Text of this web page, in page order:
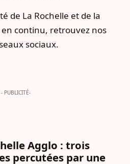
de La Rochelle et de la
continu, retrouvez nos
sociaux.
- PUBLICITÉ-